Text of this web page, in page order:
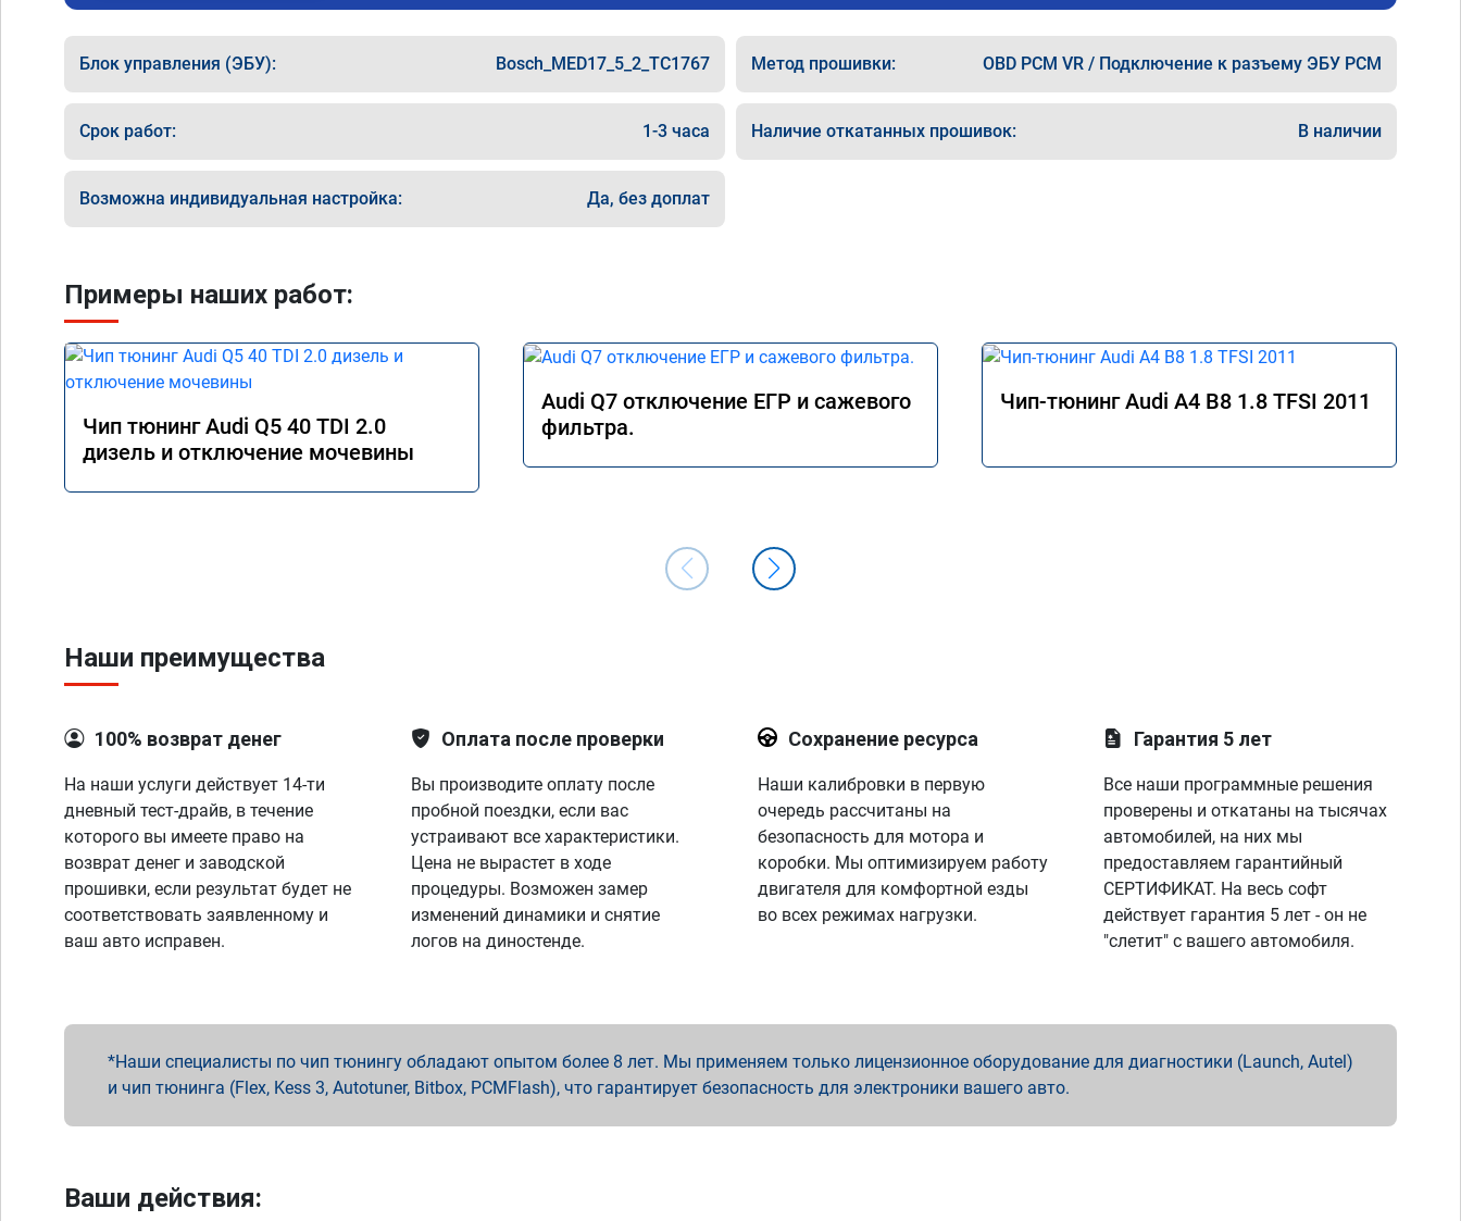
Блок управления (ЭБУ): Bosch_MED17_5_2_TC1767 Метод прошивки: OBD PCM VR / Подключение к разъему ЭБУ PCM
Срок работ: 1-3 часа Наличие откатанных прошивок: В наличии
Возможна индивидуальная настройка: Да, без доплат
Примеры наших работ:
Чип тюнинг Audi Q5 40 TDI 2.0
дизель и отключение мочевины
Audi Q7 отключение ЕГР и сажевого
фильтра.
Чип-тюнинг Audi A4 B8 1.8 TFSI 2011
Наши преимущества
100% возврат денег
На наши услуги действует 14-ти
дневный тест-драйв, в течение
которого вы имеете право на
возврат денег и заводской
прошивки, если результат будет не
соответствовать заявленному и
ваш авто исправен.
Оплата после проверки
Вы производите оплату после
пробной поездки, если вас
устраивают все характеристики.
Цена не вырастет в ходе
процедуры. Возможен замер
изменений динамики и снятие
логов на диностенде.
Сохранение ресурса
Наши калибровки в первую
очередь рассчитаны на
безопасность для мотора и
коробки. Мы оптимизируем работу
двигателя для комфортной езды
во всех режимах нагрузки.
Гарантия 5 лет
Все наши программные решения
проверены и откатаны на тысячах
автомобилей, на них мы
предоставляем гарантийный
СЕРТИФИКАТ. На весь софт
действует гарантия 5 лет - он не
"слетит" с вашего автомобиля.
Наши специалисты по чип тюнингу обладают опытом более 8 лет. Мы применяем только лицензионное оборудование для диагностики (Launch, Autel)
и чип тюнинга (Flex, Kess 3, Autotuner, Bitbox, PCMFlash), что гарантирует безопасность для электроники вашего авто.
Ваши действия: